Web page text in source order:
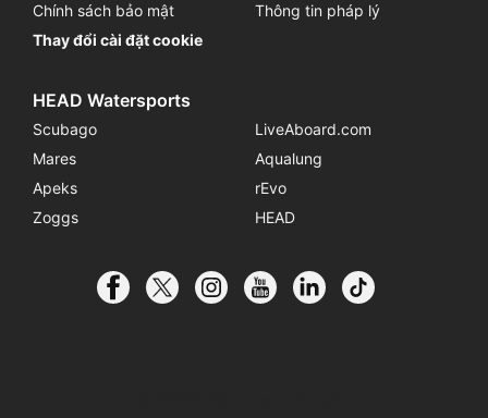
Chính sách bảo mật
Thông tin pháp lý
Thay đổi cài đặt cookie
HEAD Watersports
Scubago
LiveAboard.com
Mares
Aqualung
Apeks
rEvo
Zoggs
HEAD